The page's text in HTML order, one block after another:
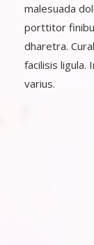
malesuada
porttitor
dharetra.
facilisis ligula.
varius.